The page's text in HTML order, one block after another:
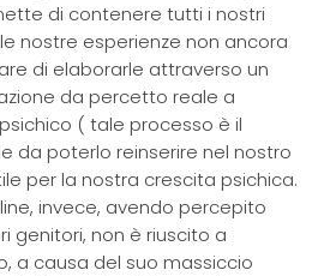
di contenere tutti i nostri
nostre esperienze non ancora
di elaborarle attraverso un
da percetto reale a
( tale processo è il
da poterlo reinserire nel nostro
per la nostra crescita psichica.
invece, avendo percepito
genitori, non è riuscito a
a causa del suo massiccio